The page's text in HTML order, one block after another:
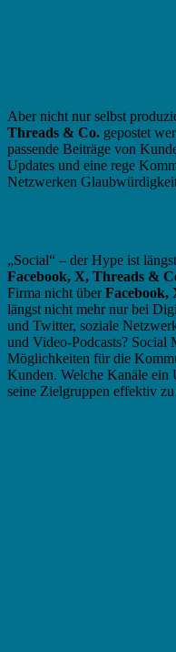
Aber nicht nur selbst
Threads & Co. gepostet
passende Beiträge von
Updates und eine rege
Netzwerken
„Social“ – der Hype ist
Facebook, X, Threads &
Firma nicht überFacebook,
längst nicht mehr nur bei
und Twitter, soziale
und Video-Podcasts?
Möglichkeiten für die
Kunden. Welche Kanäle ein
seine Zielgruppen effektiv